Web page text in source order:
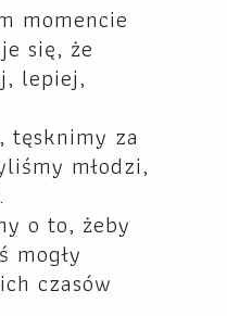
momencie
się, że
lepiej,
tęsknimy za
młodzi,
o to, żeby
mogły
czasów